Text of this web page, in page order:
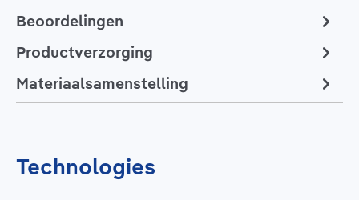
Beoordelingen
Productverzorging
Materiaalsamenstelling
Technologies